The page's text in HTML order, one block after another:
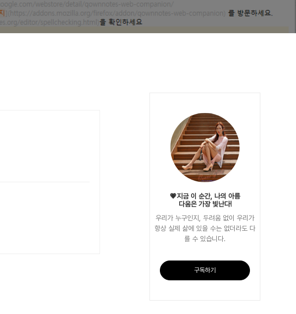
💗지금 이 순간, 나의 아름
다움은 가장 빛난다!
우리가 누구인지, 두려움 없이 우리가
항상 실제 삶에 있을 수는 없더라도 다
를 수 있습니다.
구독하기